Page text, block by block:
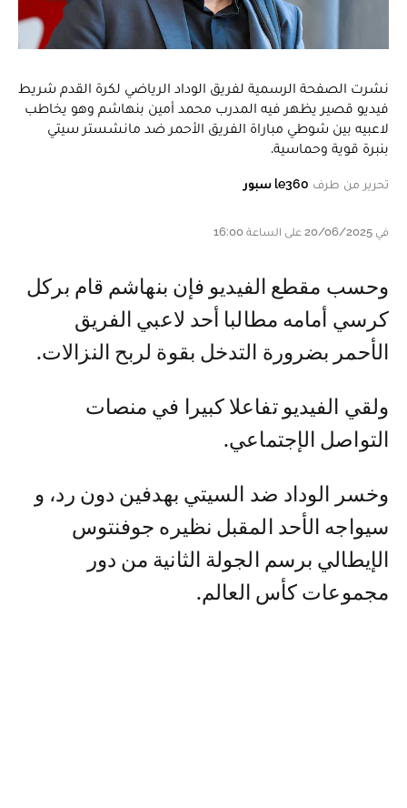
نشرت الصفحة الرسمية لفريق الوداد الرياضي لكرة القدم شريط
فيديو قصير يظهر فيه المدرب محمد أمين بنهاشم وهو يخاطب
لاعبيه بين شوطي مباراة الفريق الأحمر ضد مانشستر سيتي
بنبرة قوية وحماسية.
تحرير من طرف le360 سبور
في 20/06/2025 على الساعة 16:00
و حسب مقطع الفيديو فإن بنهاشم قام بركل
كرسي أمامه مطالبا أحد لاعبي الفريق
الأحمر بضرورة التدخل بقوة لربح النزالات.
ولقي الفيديو تفاعلا كبيرا في منصات
التواصل الإجتماعي.
وخسر الوداد ضد السيتي بهدفين دون رد، و
سيواجه الأحد المقبل نظيره جوفنتوس
الإيطالي برسم الجولة الثانية من دور
مجموعات كأس العالم.